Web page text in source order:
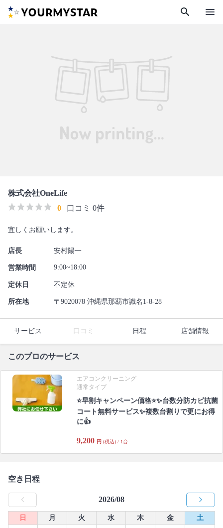
search menu
株式会社OneLife
0
口コミ 0件
宜しくお願いします。
店長 安村陽一
営業時間 9:00~18:00
定休日 不定休
所在地 〒9020078 沖縄県那覇市識名1-8-28
サービス 口コミ 日程 店舗情報
このプロのサービス
エアコンクリーニング
通常タイプ
⭐早割キャンペーン価格⭐✨台数分防カビ抗菌
コート無料サービス✨複数台割りで更にお得
に👍
9,200 円 (税込) / 1台
空き日程
2026/08
日 月 火 水 木 金
土